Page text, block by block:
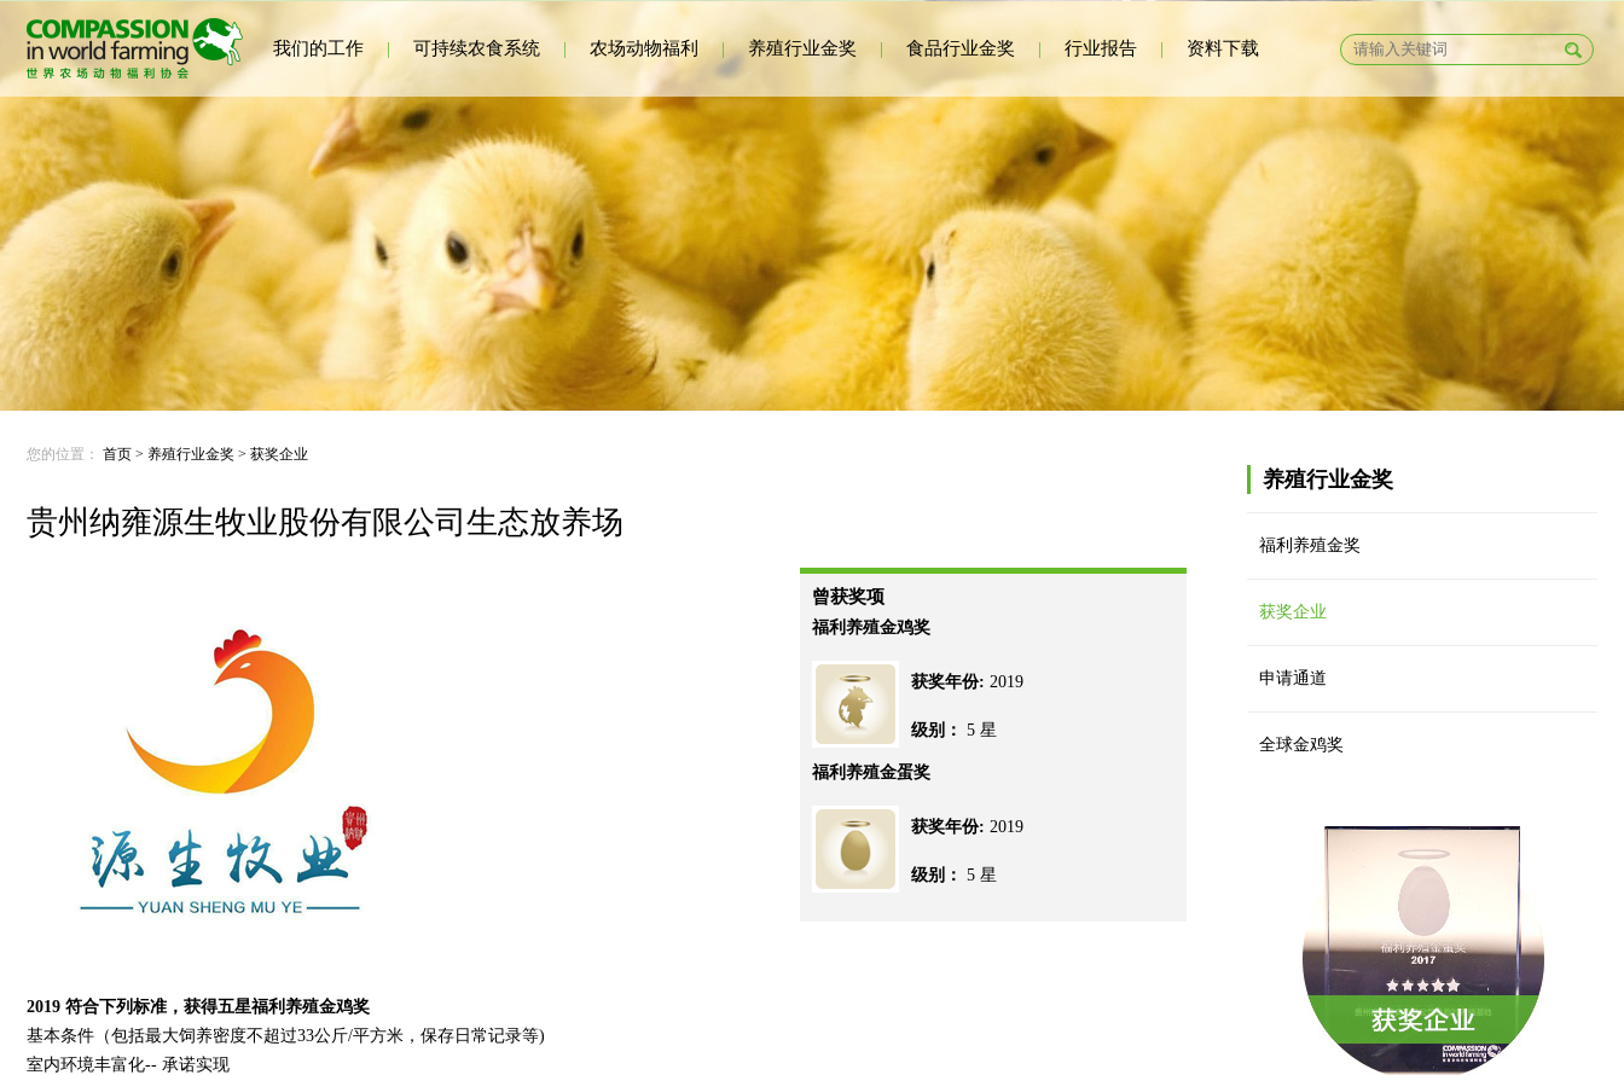
我们的工作 | 可持续农食系统 | 农场动物福利 | 养殖行业金奖 | 食品行业金奖 | 行业报告 | 资料下载
养殖行业金奖
福利养殖金奖
获奖企业
申请通道
全球金鸡奖
您的位置： 首页 > 养殖行业金奖 > 获奖企业
贵州纳雍源生牧业股份有限公司生态放养场
曾获奖项
福利养殖金鸡奖
获奖年份: 2019
级别： 5 星
福利养殖金蛋奖
获奖年份: 2019
级别： 5 星
2019 符合下列标准，获得五星福利养殖金鸡奖
基本条件（包括最大饲养密度不超过33公斤/平方米，保存日常记录等)
室内环境丰富化-- 承诺实现